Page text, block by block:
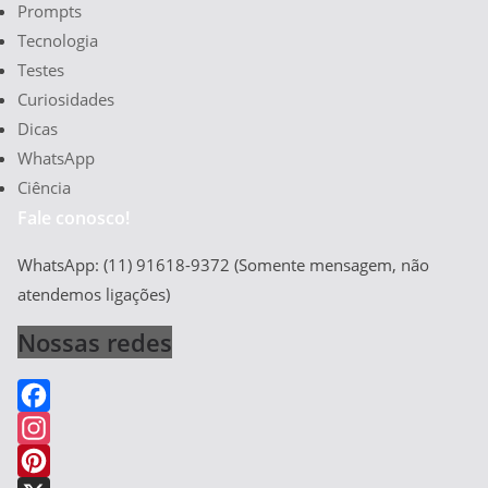
Prompts
Tecnologia
Testes
Curiosidades
Dicas
WhatsApp
Ciência
Fale conosco!
WhatsApp: (11) 91618-9372 (Somente mensagem, não
atendemos ligações)
Nossas redes
F
a
I